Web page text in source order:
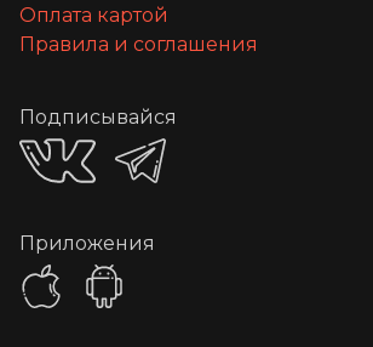
Оплата картой
Правила и соглашения
Подписывайся
Приложения